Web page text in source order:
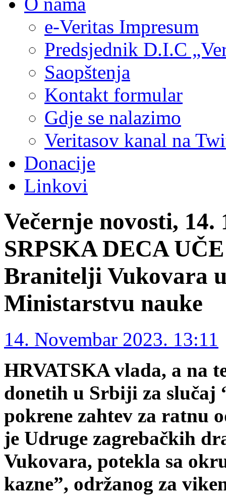
e-Veritas Impresum
Predsjednik D.I.C
Saopštenja
Kontakt formular
Gdje se nalazimo
Veritasov kanal na
Donacije
Linkovi
Večernje novosti, 14.
SRPSKA DECA
Branitelji Vukovara
Ministarstvu nauke
14. Novembar 2023. 13:11
HRVATSKA vlada, a na
donetih u Srbiji za slučaj
pokrene zahtev za ratnu
je Udruge zagrebačkih
Vukovara, potekla sa
kazne”, održanog za